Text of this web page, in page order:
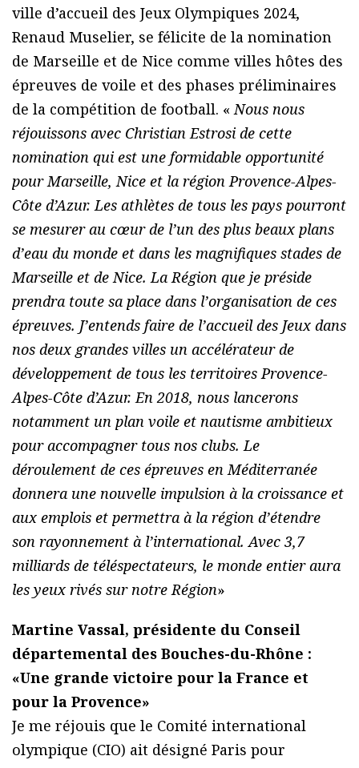
ville d’accueil des Jeux Olympiques 2024,
Renaud Muselier, se félicite de la nomination
de Marseille et de Nice comme villes hôtes des
épreuves de voile et des phases préliminaires
de la compétition de football. « Nous nous
réjouissons avec Christian Estrosi de cette
nomination qui est une formidable opportunité
pour Marseille, Nice et la région Provence-Alpes-
Côte d’Azur. Les athlètes de tous les pays pourront
se mesurer au cœur de l’un des plus beaux plans
d’eau du monde et dans les magnifiques stades de
Marseille et de Nice. La Région que je préside
prendra toute sa place dans l’organisation de ces
épreuves. J’entends faire de l’accueil des Jeux dans
nos deux grandes villes un accélérateur de
développement de tous les territoires Provence-
Alpes-Côte d’Azur. En 2018, nous lancerons
notamment un plan voile et nautisme ambitieux
pour accompagner tous nos clubs. Le
déroulement de ces épreuves en Méditerranée
donnera une nouvelle impulsion à la croissance et
aux emplois et permettra à la région d’étendre
son rayonnement à l’international. Avec 3,7
milliards de téléspectateurs, le monde entier aura
les yeux rivés sur notre Région»
Martine Vassal, présidente du Conseil
départemental des Bouches-du-Rhône :
«Une grande victoire pour la France et
pour la Provence»
Je me réjouis que le Comité international
olympique (CIO) ait désigné Paris pour